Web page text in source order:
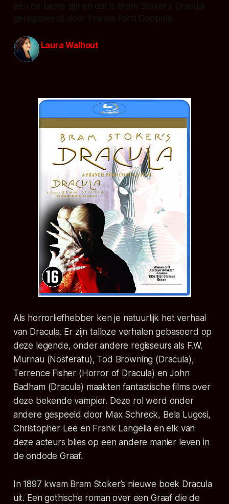
één de beste zijn en dat is Bram Stoker’s Dracula
geregisseerd door Francis Ford Coppola.
Laura Walhout
Als horrorliefhebber ken je natuurlijk het verhaal
van Dracula. Er zijn talloze verhalen gebaseerd op
deze legende, onder andere regisseurs als F.W.
Murnau (Nosferatu), Tod Browning (Dracula),
Terrence Fisher (Horror of Dracula) en John
Badham (Dracula) maakten fantastische films over
deze bekende vampier. Deze rol werd onder
andere gespeeld door Max Schreck, Bela Lugosi,
Christopher Lee en Frank Langella en elk van
deze acteurs blies op een andere manier leven in
de ondode Graaf.
In 1897 kwam Bram Stoker’s nieuwe boek Dracula
uit. Een gothische roman over een Graaf die de